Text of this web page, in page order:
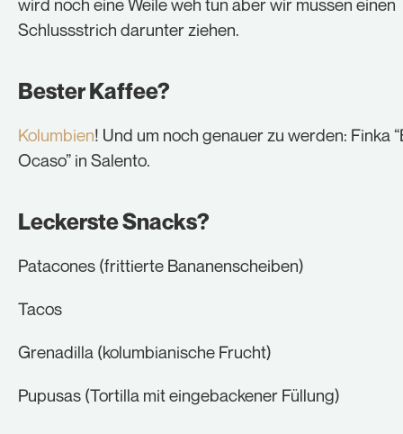
wird noch eine Weile weh tun aber wir müssen einen
Schlussstrich darunter ziehen.
Bester Kaffee?
Kolumbien! Und um noch genauer zu werden: Finka
Ocaso” in Salento.
Leckerste Snacks?
Patacones (frittierte Bananenscheiben)
Tacos
Grenadilla (kolumbianische Frucht)
Pupusas (Tortilla mit eingebackener Füllung)